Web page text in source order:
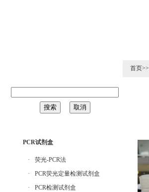
PCR试剂盒
·
荧光-PCR法
·
PCR荧光定量检测试剂盒
·
PCR检测试剂盒
首页>>